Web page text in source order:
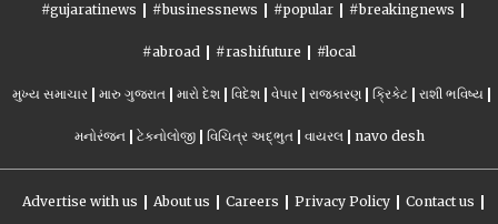
#gujaratinews #businessnews #popular #breakingnews
#abroad #rashifuture #local
મુખ્ય સમાચાર મારુ ગુજરાત મારો દેશ વિદેશ વેપાર રાજકારણ ક્રિકેટ રાશી ભવિષ્ય
મનોરંજન ટેકનોલોજી વિચિત્ર અદ્ભુત વાયરલ navo desh
Advertise with us About us Careers Privacy Policy Contact us